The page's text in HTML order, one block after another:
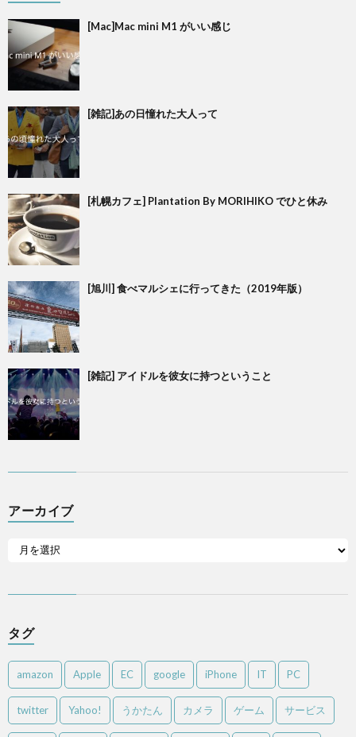
[Mac]Mac mini M1 がいい感じ
[雑記]あの日憧れた大人って
[札幌カフェ] Plantation By MORIHIKO でひと休み
[旭川] 食べマルシェに行ってきた（2019年版）
[雑記] アイドルを彼女に持つということ
アーカイブ
タグ
amazon Apple EC google iPhone IT PC
twitter Yahoo! うかたん カメラ ゲーム サービス